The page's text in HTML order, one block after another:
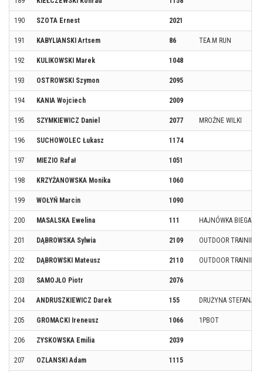
190 SZOTA Ernest 2021
191 KABYLIANSKI Artsem 86 TEA.M RUN
192 KULIKOWSKI Marek 1048
193 OSTROWSKI Szymon 2095
194 KANIA Wojciech 2009
195 SZYMKIEWICZ Daniel 2077 MROŹNE WILKI
196 SUCHOWOLEC Łukasz 1174
197 MIEZIO Rafał 1051
198 KRZYŻANOWSKA Monika 1060
199 WOŁYŃ Marcin 1090
200 MASALSKA Ewelina 111 HAJNÓWKA BIEGA
201 DĄBROWSKA Sylwia 2109 OUTDOOR TRAINING
202 DĄBROWSKI Mateusz 2110 OUTDOOR TRAINING
203 SAMOJŁO Piotr 2076
204 ANDRUSZKIEWICZ Darek 155 DRUŻYNA STEFANA
205 GROMACKI Ireneusz 1066 1PBOT
206 ZYSKOWSKA Emilia 2039
207 OZLANSKI Adam 1115